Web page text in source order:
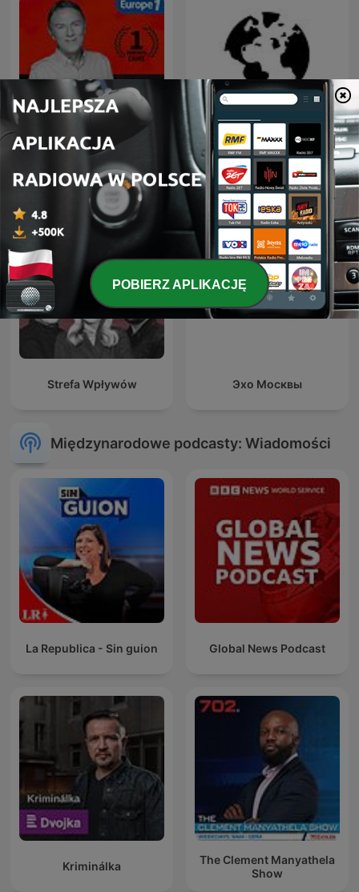
Hondelatte Raconte Dział Zagraniczny
Strefa Wpływów Эхо Москвы
Międzynarodowe podcasty: Wiadomości
La Republica - Sin guion Global News Podcast
Kriminálka
The Clement Manyathela
Show
POBIERZ APLIKACJĘ